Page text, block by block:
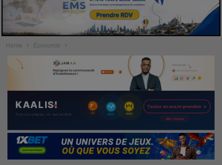
Home Économie